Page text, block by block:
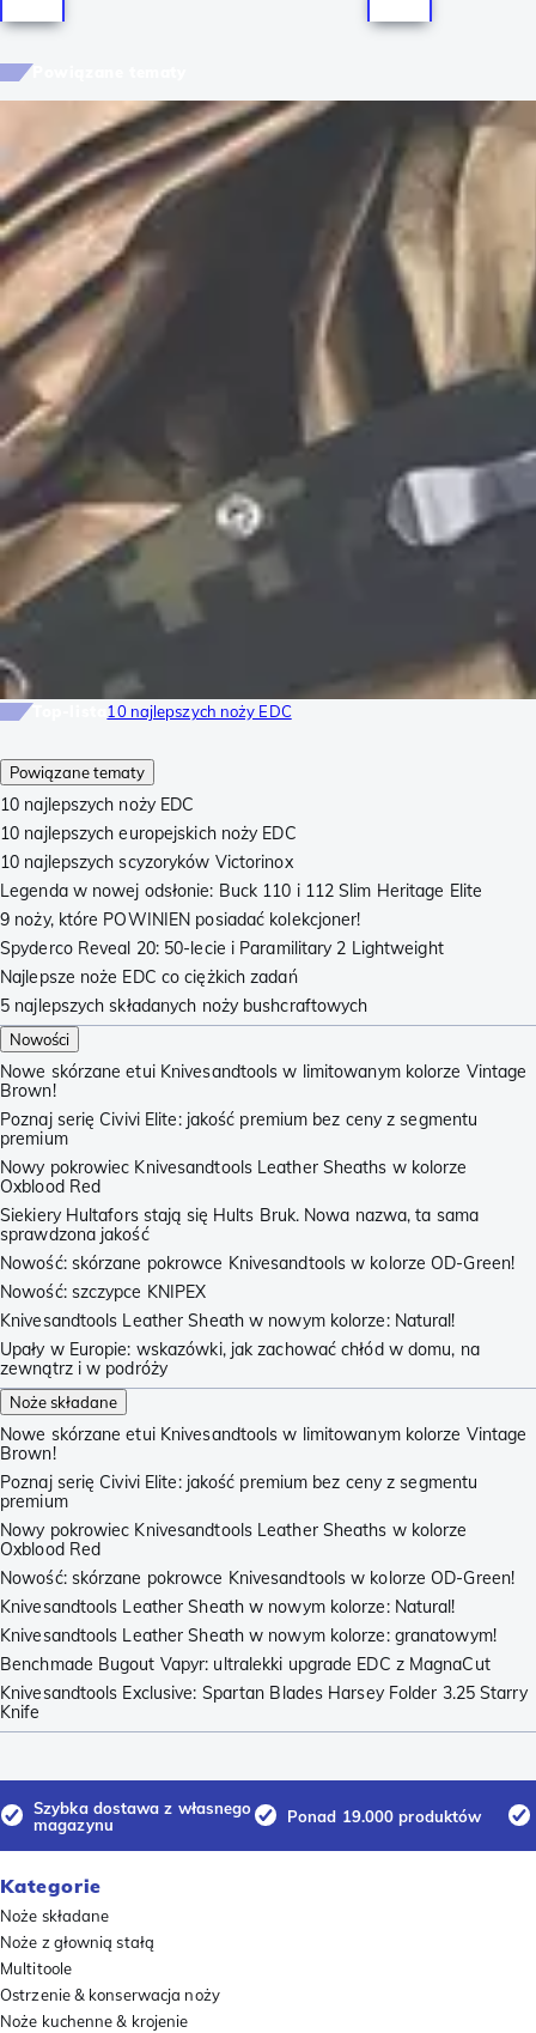
Powiązane tematy
10 najlepszych noży EDC
10 najlepszych europejskich noży EDC
10 najlepszych scyzoryków Victorinox
Legenda w nowej odsłonie: Buck 110 i 112 Slim Heritage Elite
9 noży, które POWINIEN posiadać kolekcjoner!
Spyderco Reveal 20: 50-lecie i Paramilitary 2 Lightweight
Najlepsze noże EDC co ciężkich zadań
5 najlepszych składanych noży bushcraftowych
Nowości
Nowe skórzane etui Knivesandtools w limitowanym kolorze Vintage
Brown!
Poznaj serię Civivi Elite: jakość premium bez ceny z segmentu
premium
Nowy pokrowiec Knivesandtools Leather Sheaths w kolorze
Oxblood Red
Siekiery Hultafors stają się Hults Bruk. Nowa nazwa, ta sama
sprawdzona jakość
Nowość: skórzane pokrowce Knivesandtools w kolorze OD-Green!
Nowość: szczypce KNIPEX
Knivesandtools Leather Sheath w nowym kolorze: Natural!
Upały w Europie: wskazówki, jak zachować chłód w domu, na
zewnątrz i w podróży
Noże składane
Nowe skórzane etui Knivesandtools w limitowanym kolorze Vintage
Brown!
Poznaj serię Civivi Elite: jakość premium bez ceny z segmentu
premium
Nowy pokrowiec Knivesandtools Leather Sheaths w kolorze
Oxblood Red
Nowość: skórzane pokrowce Knivesandtools w kolorze OD-Green!
Knivesandtools Leather Sheath w nowym kolorze: Natural!
Knivesandtools Leather Sheath w nowym kolorze: granatowym!
Benchmade Bugout Vapyr: ultralekki upgrade EDC z MagnaCut
Knivesandtools Exclusive: Spartan Blades Harsey Folder 3.25 Starry
Knife
10 najlepszych noży EDC
Szybka dostawa z własnego
magazynu
Ponad 19.000 produktów
Kategorie
Noże składane
Noże z głownią stałą
Multitoole
Ostrzenie & konserwacja noży
Noże kuchenne & krojenie